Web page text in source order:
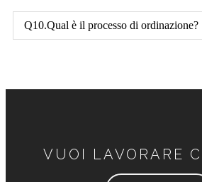
Q10.Qual è il processo di ordinazione?
VUOI LAVORARE